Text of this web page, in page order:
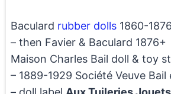
Baculard rubber dolls 1860-1876
– then Favier & Baculard 1876+
Maison Charles Bail doll & toy
– 1889-1929 Société Veuve Bail